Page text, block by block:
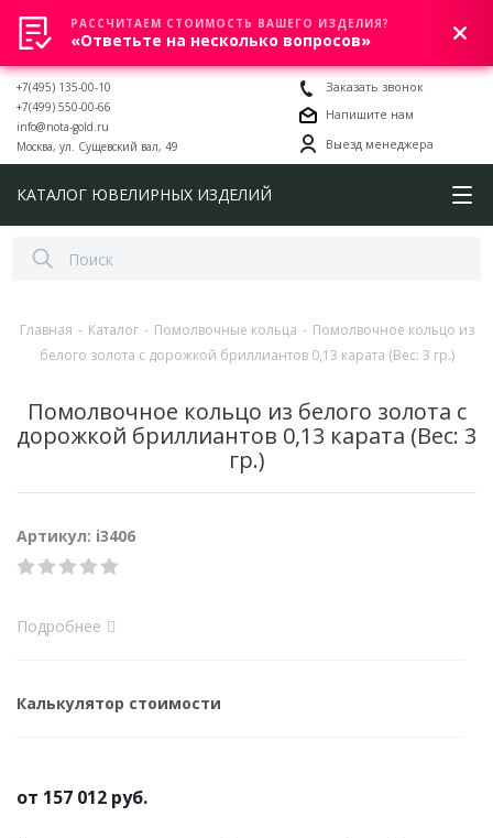
0
+7(495) 135-00-10
+7(499) 550-00-66
info@nota-gold.ru
Москва, ул. Сущевский вал, 49
Заказать звонок
Напишите нам
Выезд менеджера
КАТАЛОГ ЮВЕЛИРНЫХ ИЗДЕЛИЙ
Главная - Каталог - Помолвочные кольца - Помолвочное кольцо из
белого золота с дорожкой бриллиантов 0,13 карата (Вес: 3 гр.)
Помолвочное кольцо из белого золота с
дорожкой бриллиантов 0,13 карата (Вес: 3
гр.)
Артикул: i3406
Подробнее
Калькулятор стоимости
от 157 012 руб.
РАССЧИТАЕМ СТОИМОСТЬ ВАШЕГО ИЗДЕЛИЯ?
«Ответьте на несколько вопросов»